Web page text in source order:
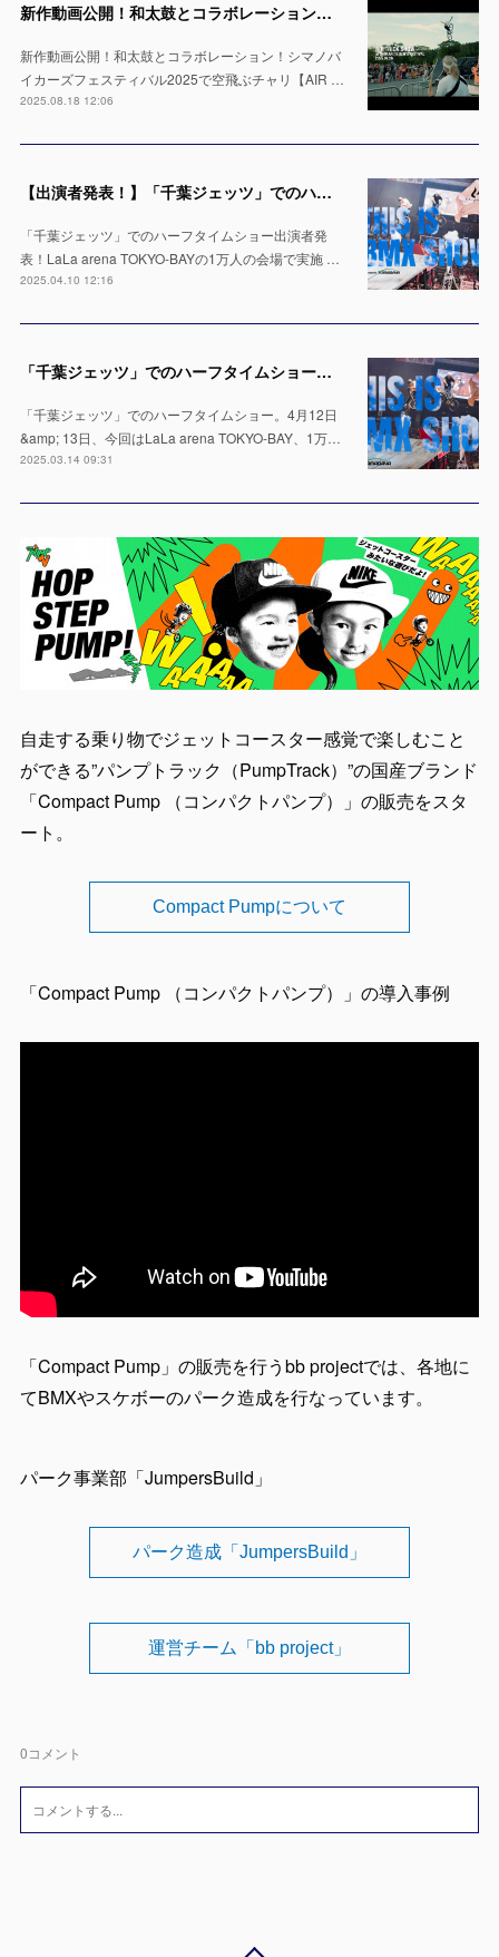
新作動画公開！和太鼓とコラボレーション！シマノバイカーズフェスティバル2025で空飛ぶチャリ【AIR TRICK SHOW】
新作動画公開！和太鼓とコラボレーション！シマノバ
イカーズフェスティバル2025で空飛ぶチャリ【AIR …
2025.08.18 12:06
【出演者発表！】「千葉ジェッツ」でのハーフタイムショー LaLa arena TOKYO-BAYの1万人の会場で実施 ※4月12日 & 13日
「千葉ジェッツ」でのハーフタイムショー出演者発
表！LaLa arena TOKYO-BAYの1万人の会場で実施 …
2025.04.10 12:16
「千葉ジェッツ」でのハーフタイムショー出演決定！LaLa arena TOKYO-BAYの1万人の会場で実施 ※4月12日 & 13日
「千葉ジェッツ」でのハーフタイムショー。4月12日
&amp; 13日、今回はLaLa arena TOKYO-BAY、1万…
2025.03.14 09:31
自走する乗り物でジェットコースター感覚で楽しむこと
ができる”パンプトラック（PumpTrack）”の国産ブランド
「Compact Pump （コンパクトパンプ）」の販売をスタ
ート。
Compact Pumpについて
「Compact Pump （コンパクトパンプ）」の導入事例
「Compact Pump」の販売を行うbb projectでは、各地に
てBMXやスケボーのパーク造成を行なっています。
パーク事業部「JumpersBuild」
パーク造成「JumpersBuild」
運営チーム「bb project」
0コメント